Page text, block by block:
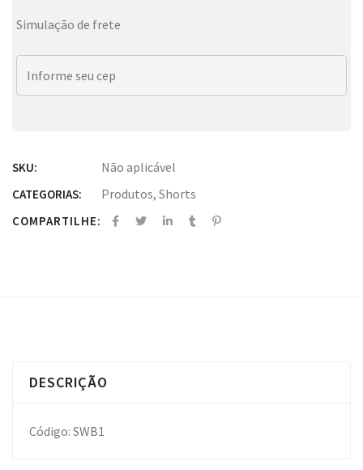
Simulação de frete
SKU: Não aplicável
CATEGORIAS: Produtos, Shorts
COMPARTILHE:
DESCRIÇÃO
Código: SWB1